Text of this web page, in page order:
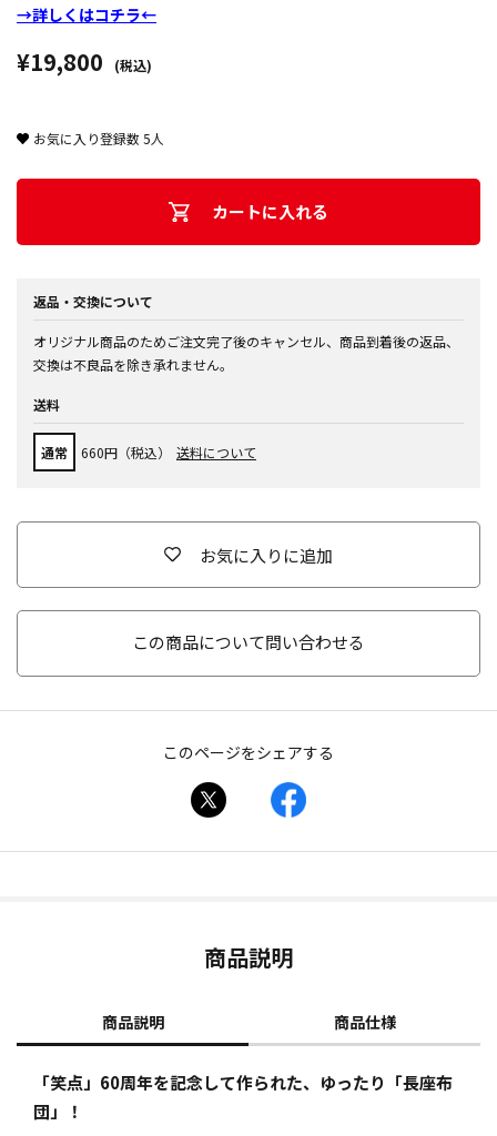
→詳しくはコチラ←
¥19,800 (税込)
お気に入り登録数5人
カートに入れる
返品・交換について
オリジナル商品のためご注文完了後のキャンセル、商品到着後の返品、
交換は不良品を除き承れません。
送料
通常 660円（税込） 送料について
お気に入りに追加
この商品について問い合わせる
このページをシェアする
商品説明
商品説明 商品仕様
「笑点」60周年を記念して作られた、ゆったり「長座布
団」！